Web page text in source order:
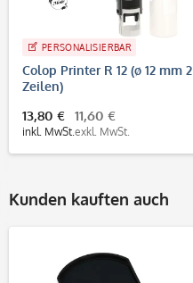
PERSONALISIERBAR
Colop Printer R 12 (ø 12 mm 2
Zeilen)
13,80 €
inkl. MwSt.
11,60 €
exkl. MwSt.
Kunden kauften auch